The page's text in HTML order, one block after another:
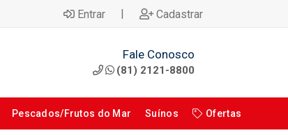
Entrar | Cadastrar
Fale Conosco
(81) 2121-8800
Pescados/Frutos do Mar Suínos Ofertas